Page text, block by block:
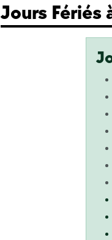
Jours Fériés